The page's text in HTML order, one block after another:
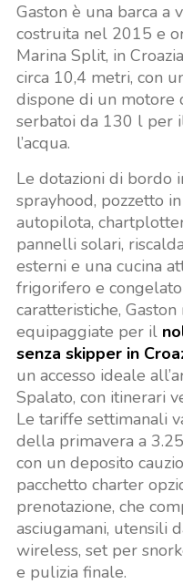
Gaston è una barca a
costruita nel 2015 e
Marina Split, in
circa 10,4 metri, con
dispone di un motore
serbatoi da 130 l per
l’acqua.
Le dotazioni di bordo
sprayhood, pozzetto
autopilota,
pannelli solari,
esterni e una cucina
frigorifero e
caratteristiche,
equipaggiate per il
senza skipper in
un accesso ideale
Spalato, con itinerari
Le tariffe settimanali
della primavera a
con un deposito
pacchetto charter
prenotazione, che
asciugamani, utensili
wireless, set per
e pulizia finale.